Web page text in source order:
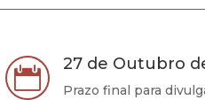

27 de Outubro
Prazo final para